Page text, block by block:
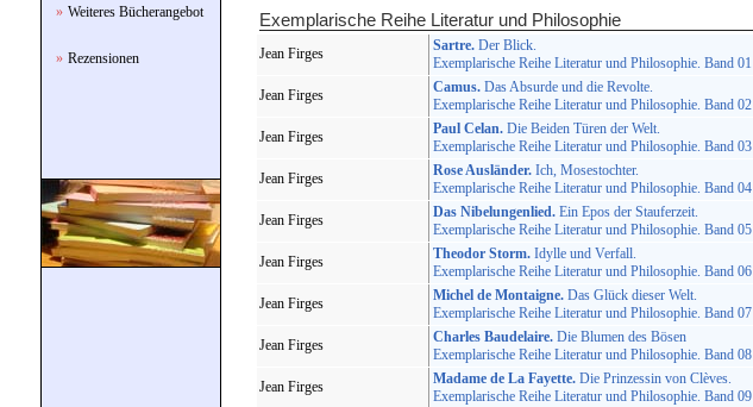
» Weiteres Bücherangebot
» Rezensionen
Exemplarische Reihe Literatur und Philosophie
Jean Firges Sartre.Der Blick.
Exemplarische Reihe Literatur und Philosophie. Band 01
Jean Firges Camus.Das Absurde und die Revolte.
Exemplarische Reihe Literatur und Philosophie. Band 02
Jean Firges Paul Celan.Die Beiden Türen der Welt.
Exemplarische Reihe Literatur und Philosophie. Band 03
Jean Firges Rose Ausländer.Ich, Mosestochter.
Exemplarische Reihe Literatur und Philosophie. Band 04
Jean Firges Das Nibelungenlied.Ein Epos der Stauferzeit.
Exemplarische Reihe Literatur und Philosophie. Band 05
Jean Firges Theodor Storm.Idylle und Verfall.
Exemplarische Reihe Literatur und Philosophie. Band 06
Jean Firges Michel de Montaigne.Das Glück dieser Welt.
Exemplarische Reihe Literatur und Philosophie. Band 07
Jean Firges Charles Baudelaire.Die Blumen des Bösen
Exemplarische Reihe Literatur und Philosophie. Band 08
Jean Firges Madame de La Fayette.Die Prinzessin von Clèves.
Exemplarische Reihe Literatur und Philosophie. Band 09